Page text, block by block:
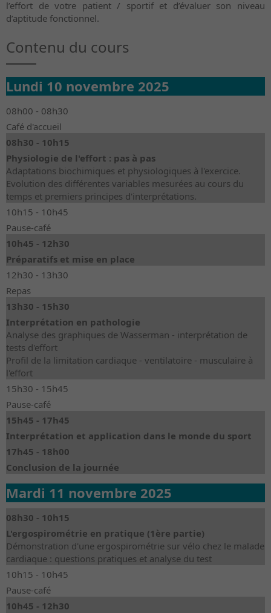
l’effort de votre patient / sportif et d’évaluer son niveau
d’aptitude fonctionnel.
Contenu du cours
Lundi 10 novembre 2025
08h00 - 08h30
Café d'accueil
08h30 - 10h15
Physiologie de l'effort : pas à pas
Adaptations biochimiques et physiologiques à l'exercice.
Evolution des différentes variables mesurées au cours du
temps et premiers principes d'interprétations.
10h15 - 10h45
Pause-café
10h45 - 12h30
Préparatifs et mise en place
12h30 - 13h30
Repas
13h30 - 15h30
Interprétation en pathologie
Analyse des graphiques de Wasserman - interprétation de
tests d'effort
Profil de la limitation cardiaque - ventilatoire - musculaire à
l'effort
15h30 - 15h45
Pause-café
15h45 - 17h45
Interprétation et application dans le monde du sport
17h45 - 18h00
Conclusion de la journée
Mardi 11 novembre 2025
08h30 - 10h15
L'ergospirométrie en pratique (1ère partie)
Démonstration d'une ergospirométrie sur vélo chez le malade
cardiaque : questions pratiques et analyse du test
10h15 - 10h45
Pause-café
10h45 - 12h30